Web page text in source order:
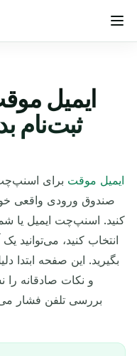
ایمیل
ثبت‌نام
ایمیل موقت برای
صندوق ورودی واقعی خود
کنید. اسنپ‌چت ایمیل یا
انتخاب کنید، می‌توانید
بگیرید. این صفحه ابتدا
و نکات صادقانه
بررسی تلفن فشار